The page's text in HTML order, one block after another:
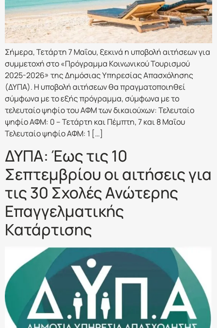
Σήμερα, Τετάρτη 7 Μαΐου, ξεκινά η υποβολή αιτήσεων για
συμμετοχή στο «Πρόγραμμα Κοινωνικού Τουρισμού
2025-2026» της Δημόσιας Υπηρεσίας Απασχόλησης
(ΔΥΠΑ). Η υποβολή αιτήσεων θα πραγματοποιηθεί
σύμφωνα με το εξής πρόγραμμα, σύμφωνα με το
τελευταίο ψηφίο του ΑΦΜ των δικαιούχων: Τελευταίο
ψηφίο ΑΦΜ: 0 – Τετάρτη και Πέμπτη, 7 και 8 Μαΐου
Τελευταίο ψηφίο ΑΦΜ: 1 […]
ΔΥΠΑ: Έως τις 10
Σεπτεμβρίου οι αιτήσεις για
τις 30 Σχολές Ανώτερης
Επαγγελματικής
Κατάρτισης